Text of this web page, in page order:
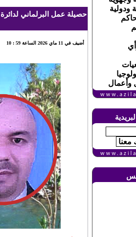
حصيلة عمل البرلماني
أضيف في 11 ماي 2026 الساعة 59 : 10
ودولية
وأعمال